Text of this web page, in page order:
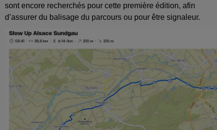
sont encore recherchés pour cette première édition, afin
d’assurer du balisage du parcours ou pour être signaleur.